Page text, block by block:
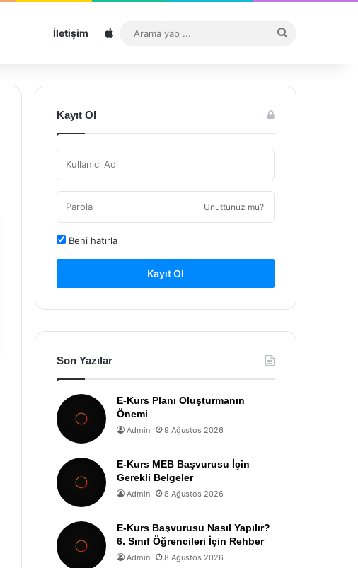
İletişim Sitemap
...
Kayıt Ol
Unuttunuz mu?
Beni hatırla
Kayıt Ol
Son Yazılar
E-Kurs Planı Oluşturmanın
Önemi
Admin 9 Ağustos 2026
E-Kurs MEB Başvurusu İçin
Gerekli Belgeler
Admin 8 Ağustos 2026
E-Kurs Başvurusu Nasıl Yapılır?
6. Sınıf Öğrencileri İçin Rehber
Admin 8 Ağustos 2026